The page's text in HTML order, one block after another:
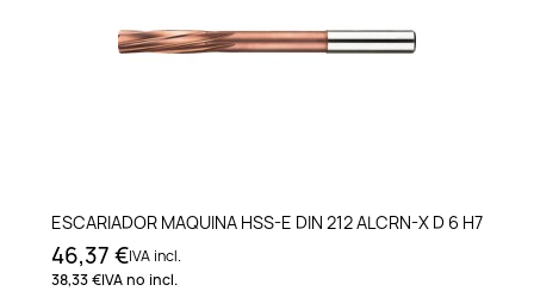
ESCARIADOR MAQUINA HSS-E DIN 212 ALCRN-X D 6 H7
46,37 €IVA incl.
38,33 €IVA no incl.